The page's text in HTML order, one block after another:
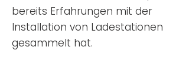
bereits Erfahrungen mit der
Installation von Ladestationen
gesammelt hat.